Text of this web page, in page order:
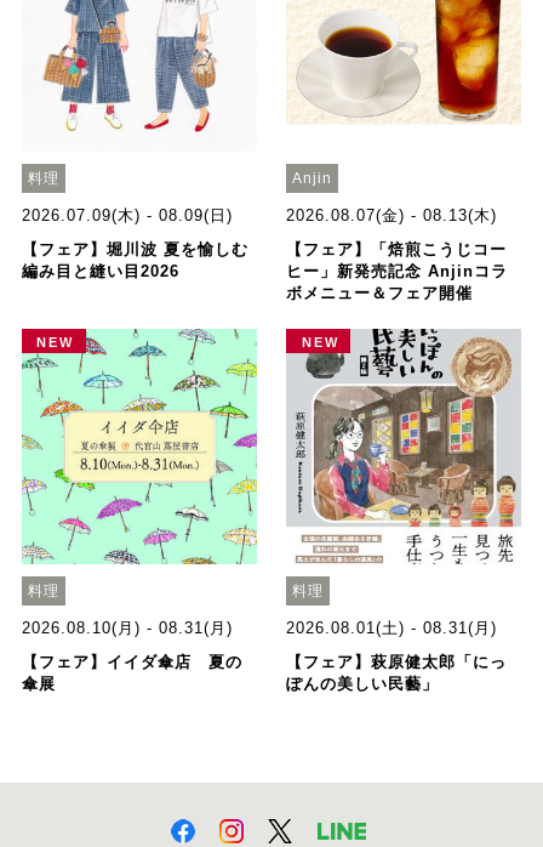
料理
2026.07.09(木) - 08.09(日)
【フェア】堀川波 夏を愉しむ
編み目と縫い目2026
Anjin
2026.08.07(金) - 08.13(木)
【フェア】「焙煎こうじコー
ヒー」新発売記念 Anjinコラ
ボメニュー＆フェア開催
NEW
料理
2026.08.10(月) - 08.31(月)
【フェア】イイダ傘店 夏の
傘展
NEW
料理
2026.08.01(土) - 08.31(月)
【フェア】萩原健太郎「にっ
ぽんの美しい民藝」